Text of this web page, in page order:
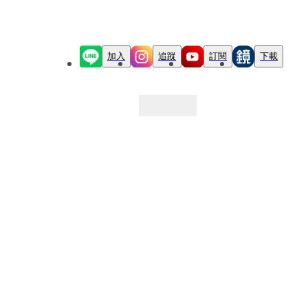
加入 追蹤 訂閱 下載